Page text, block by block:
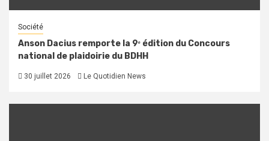
Société
Anson Dacius remporte la 9ᵉ édition du Concours
national de plaidoirie du BDHH
30 juillet 2026 Le Quotidien News